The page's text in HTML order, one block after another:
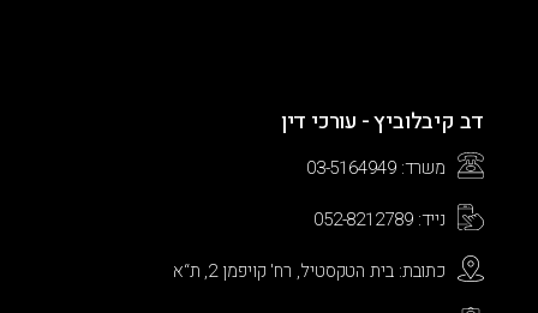
דב קיבלוביץ - עורכי דין
משרד: 03-5164949
נייד: 052-8212789
כתובת: בית הטקסטיל, רח' קויפמן 2, ת“א